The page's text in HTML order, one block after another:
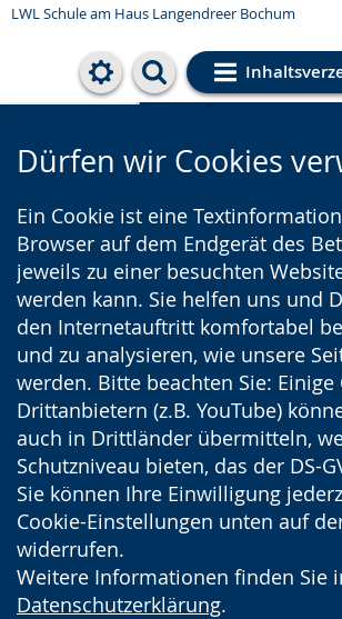
LWL Schule am Haus Langendreer Bochum
Cookie-
Dürfen wir Cookies
Ein Cookie ist eine
Browser auf dem Endgerät des
jeweils zu einer besuchten
werden kann. Sie helfen uns und
den Internetauftritt komfortabel
und zu analysieren, wie unsere
werden. Bitte beachten Sie: Einige
Drittanbietern (z.B. YouTube)
auch in Drittländer übermitteln,
Schutzniveau bieten, das der DS-
Sie können Ihre Einwilligung
Cookie-Einstellungen unten auf
widerrufen.
Weitere Informationen finden Sie
Datenschutzerklärung.